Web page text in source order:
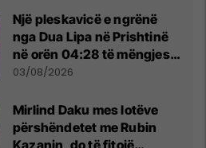
Një pleskavicë e ngrënë
nga Dua Lipa në Prishtinë
në orën 04:28 të mëngjesit
- dhe bota digjitale serbe
03/08/2026
Mirlind Daku mes lotëve
përshëndetet me Rubin
Kazanin, do të fitojë